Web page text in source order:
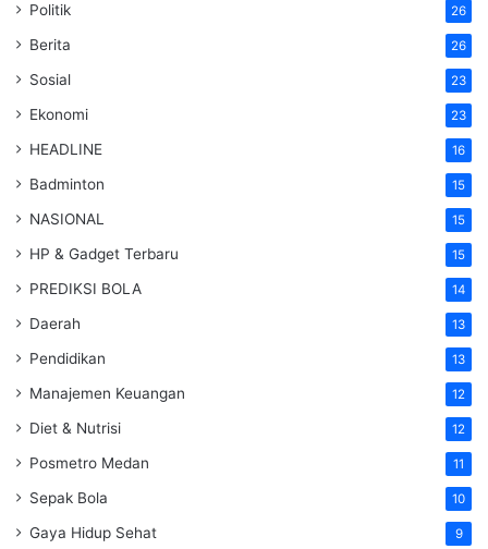
Politik 26
Berita 26
Sosial 23
Ekonomi 23
HEADLINE 16
Badminton 15
NASIONAL 15
HP & Gadget Terbaru 15
PREDIKSI BOLA 14
Daerah 13
Pendidikan 13
Manajemen Keuangan 12
Diet & Nutrisi 12
Posmetro Medan 11
Sepak Bola 10
Gaya Hidup Sehat 9